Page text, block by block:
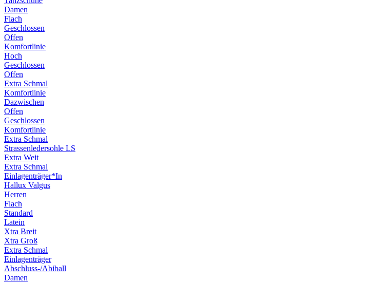
Damen
Flach
Geschlossen
Offen
Komfortlinie
Hoch
Geschlossen
Offen
Extra Schmal
Komfortlinie
Dazwischen
Offen
Geschlossen
Komfortlinie
Extra Schmal
Strassenledersohle LS
Extra Weit
Extra Schmal
Einlagenträger*In
Hallux Valgus
Herren
Flach
Standard
Latein
Xtra Breit
Xtra Groß
Extra Schmal
Einlagenträger
Abschluss-/Abiball
Damen